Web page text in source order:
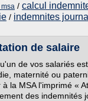
/ calcul
/ indemnites
de salaire
de vos salariés
maternité ou
la MSA l'imprimé «
des indemnités